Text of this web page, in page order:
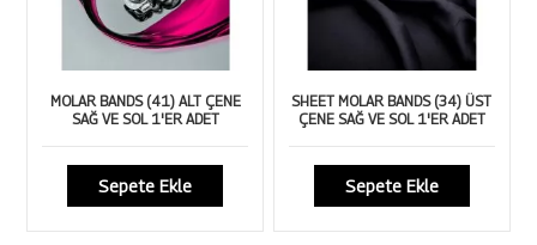
MOLAR BANDS (41) ALT ÇENE
SAĞ VE SOL 1'ER ADET
Sepete Ekle
SHEET MOLAR BANDS (34) ÜST
ÇENE SAĞ VE SOL 1'ER ADET
Sepete Ekle